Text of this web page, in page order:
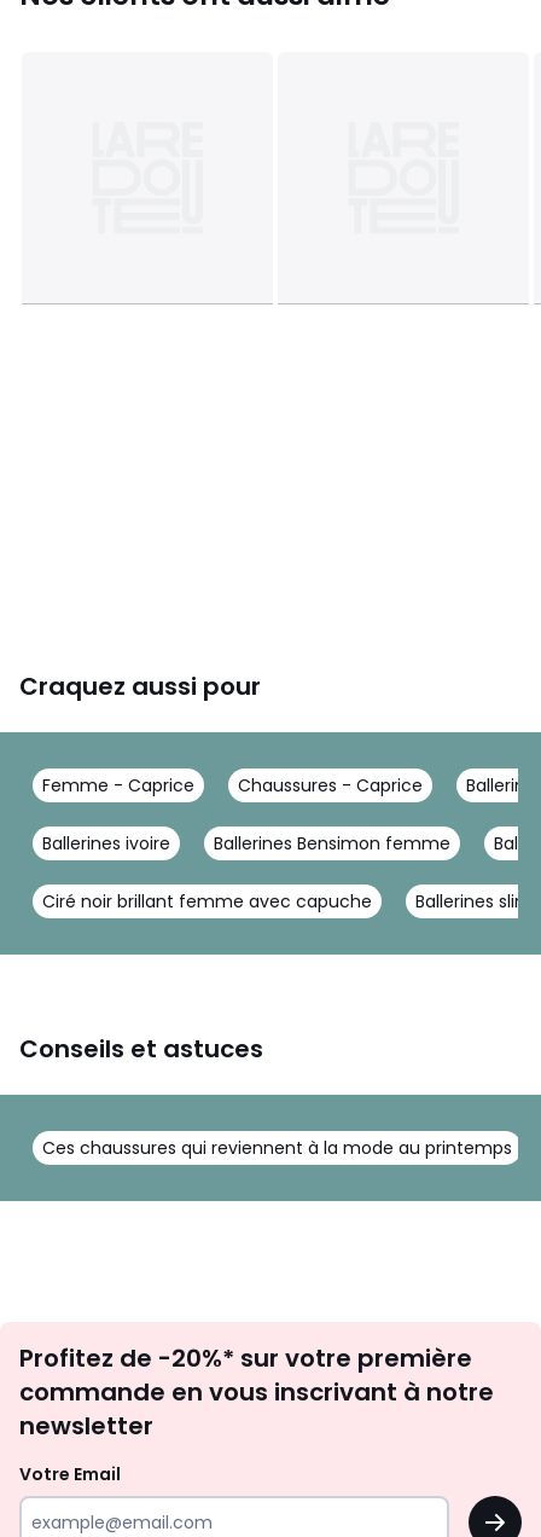
Craquez aussi pour
Femme - Caprice Chaussures - Caprice
Ballerines ivoire Ballerines Bensimon femme
Ciré noir brillant femme avec capuche Ballerines
Conseils et astuces
Ces chaussures qui reviennent à la mode au printemps
newsletter
Profitez de -20%* sur votre première
commande en vous inscrivant à notre
newsletter
Votre Email
OK